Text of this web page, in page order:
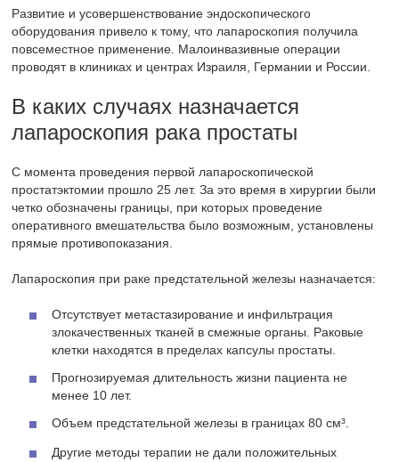
Развитие и усовершенствование эндоскопического
оборудования привело к тому, что лапароскопия получила
повсеместное применение. Малоинвазивные операции
проводят в клиниках и центрах Израиля, Германии и России.
В каких случаях назначается
лапароскопия рака простаты
С момента проведения первой лапароскопической
простатэктомии прошло 25 лет. За это время в хирургии были
четко обозначены границы, при которых проведение
оперативного вмешательства было возможным, установлены
прямые противопоказания.
Лапароскопия при раке предстательной железы назначается:
Отсутствует метастазирование и инфильтрация
злокачественных тканей в смежные органы. Раковые
клетки находятся в пределах капсулы простаты.
Прогнозируемая длительность жизни пациента не
менее 10 лет.
Объем предстательной железы в границах 80 см³.
Другие методы терапии не дали положительных